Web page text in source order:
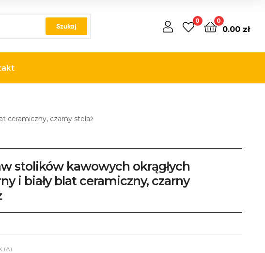
Szukaj
0 0
0.00 zł
ceramiczny, czarny stelaż
stolików kawowych okrągłych
i biały blat ceramiczny, czarny
(A)